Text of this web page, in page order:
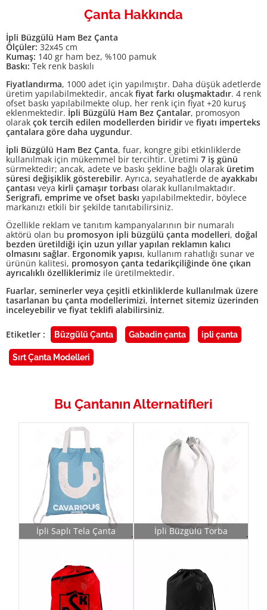
Bu Çantanın Alternatifleri
İpli Saplı Tela Çanta İpli Büzgülü Torba
Çanta Hakkında
İpli Büzgülü Ham Bez Çanta
Ölçüler: 32x45 cm
Kumaş: 140 gr ham bez, %100 pamuk
Baskı: Tek renk baskılı
Fiyatlandırma, 1000 adet için yapılmıştır. Daha düşük adetlerde
üretim yapılabilmektedir, ancak fiyat farkı oluşmaktadır. 4 renk
ofset baskı yapılabilmekte olup, her renk için fiyat +20 kuruş
eklenmektedir. İpli Büzgülü Ham Bez Çantalar, promosyon
olarak çok tercih edilen modellerden biridir ve fiyatı imperteks
çantalara göre daha uygundur.
İpli Büzgülü Ham Bez Çanta, fuar, kongre gibi etkinliklerde
kullanılmak için mükemmel bir tercihtir. Üretimi 7 iş günü
sürmektedir; ancak, adete ve baskı şekline bağlı olarak üretim
süresi değişiklik gösterebilir. Ayrıca, seyahatlerde de ayakkabı
çantası veya kirli çamaşır torbası olarak kullanılmaktadır.
Serigrafi, emprime ve ofset baskı yapılabilmektedir, böylece
markanızı etkili bir şekilde tanıtabilirsiniz.
Özellikle reklam ve tanıtım kampanyalarının bir numaralı
aktörü olan bu promosyon ipli büzgülü çanta modelleri, doğal
bezden üretildiği için uzun yıllar yapılan reklamın kalıcı
olmasını sağlar. Ergonomik yapısı, kullanım rahatlığı sunar ve
ürünün kalitesi, promosyon çanta tedarikçiliğinde öne çıkan
ayrıcalıklı özelliklerimiz ile üretilmektedir.
Fuarlar, seminerler veya çeşitli etkinliklerde kullanılmak üzere
tasarlanan bu çanta modellerimizi, İnternet sitemiz üzerinden
inceleyebilir ve fiyat teklifi alabilirsiniz.
Etiketler : Büzgülü Çanta Gabadin çanta ipli çanta
Sırt Çanta Modelleri